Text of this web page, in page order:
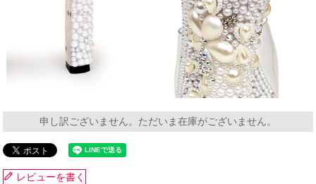
申し訳ございません。ただいま在庫がございません。
レビューを書く